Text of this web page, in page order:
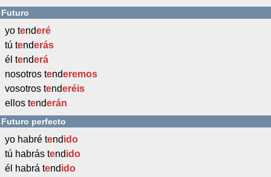
Futuro
yo tenderé
tú tenderás
él tenderá
nosotros tenderemos
vosotros tenderéis
ellos tenderán
Futuro perfecto
yo habré tendido
tú habrás tendido
él habrá tendido